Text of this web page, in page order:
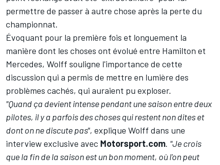
permettre de passer à autre chose après la perte du
championnat.
Évoquant pour la première fois et longuement la
manière dont les choses ont évolué entre Hamilton et
Mercedes, Wolff souligne l'importance de cette
discussion qui a permis de mettre en lumière des
problèmes cachés, qui auraient pu exploser.
"Quand ça devient intense pendant une saison entre deux
pilotes, il y a parfois des choses qui restent non dites et
dont on ne discute pas", explique Wolff dans une
interview exclusive avec Motorsport.com. "Je crois
que la fin de la saison est un bon moment, où l'on peut